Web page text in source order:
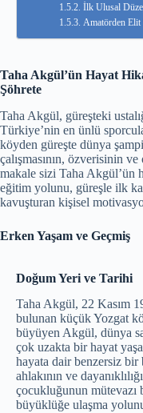
İlk Ulusal
Amatörden Elit
Taha Akgül’ün Hayat
Şöhrete
Taha Akgül, güreşteki
Türkiye’nin en ünlü
köyden güreşte dünya
çalışmasının, özverisinin
makale sizi Taha Akgül’ün
eğitim yolunu, güreşle ilk
kavuşturan kişisel
Erken Yaşam ve Geçmiş
Doğum Yeri ve Tarihi
Taha Akgül, 22 Kasım
bulunan küçük Yozgat
büyüyen Akgül, dünya
çok uzakta bir hayat
hayata dair benzersiz bir
ahlakının ve
çocukluğunun mütevazı
büyüklüğe ulaşma